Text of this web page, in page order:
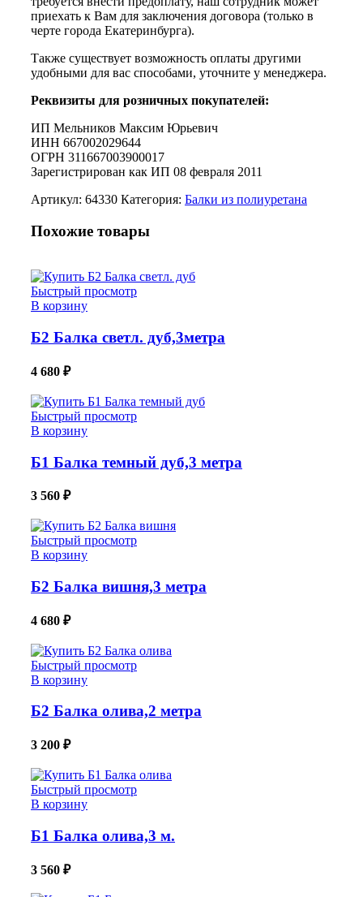
приехать к Вам для заключения договора (только в
черте города Екатеринбурга).
Также существует возможность оплаты другими
удобными для вас способами, уточните у менеджера.
Реквизиты для розничных покупателей:
ИП Мельников Максим Юрьевич
ИНН 667002029644
ОГРН 311667003900017
Зарегистрирован как ИП 08 февраля 2011
Артикул: 64330 Категория: Балки из полиуретана
Похожие товары
Быстрый просмотр
В корзину
Б2 Балка светл. дуб,3метра
4 680 ₽
Быстрый просмотр
В корзину
Б1 Балка темный дуб,3 метра
3 560 ₽
Быстрый просмотр
В корзину
Б2 Балка вишня,3 метра
4 680 ₽
Быстрый просмотр
В корзину
Б2 Балка олива,2 метра
3 200 ₽
Быстрый просмотр
В корзину
Б1 Балка олива,3 м.
3 560 ₽